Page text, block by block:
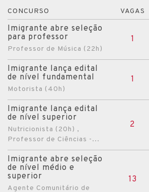
CONCURSO VAGAS
Imigrante abre seleção
para professor
Professor de Música (22h)
1
Imigrante lança edital
de nível fundamental
Motorista (40h)
1
Imigrante lança edital
de nível superior
Nutricionista (20h) ,
Professor de Ciências -...
2
Imigrante abre seleção
de nível médio e
superior
Agente Comunitário de
13